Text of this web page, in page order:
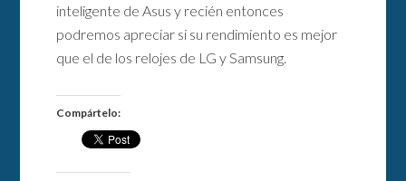
inteligente de Asus y recién entonces
podremos apreciar si su rendimiento es mejor
que el de los relojes de LG y Samsung.
Compártelo: